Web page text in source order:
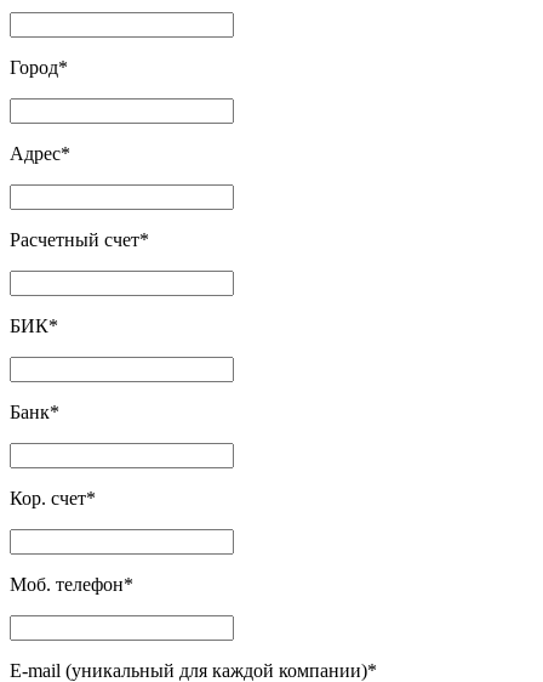
Город*
Адрес*
Расчетный счет*
БИК*
Банк*
Кор. счет*
Моб. телефон*
E-mail (уникальный для каждой компании)*